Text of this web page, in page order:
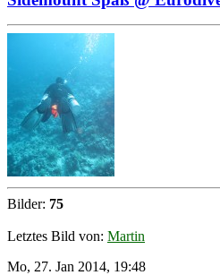
Bilder: 75
Letztes Bild von: Martin
Mo, 27. Jan 2014, 19:48